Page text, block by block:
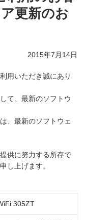
更新のお
2015年7月14日
用いただき誠にあり
て、最新のソフトウ
、最新のソフトウェ
供に努力する所存で
し上げます。
305ZT